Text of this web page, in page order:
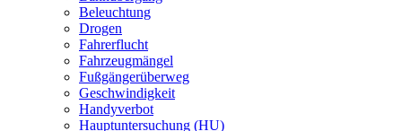
Beleuchtung
Drogen
Fahrerflucht
Fahrzeugmängel
Fußgängerüberweg
Geschwindigkeit
Handyverbot
Hauptuntersuchung (HU)